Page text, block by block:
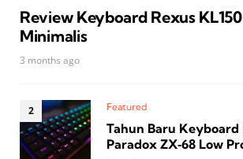
Review Keyboard Rexus
Minimalis
3 months ago
Featured
Tahun Baru Keyboard
Paradox ZX‑68 Low